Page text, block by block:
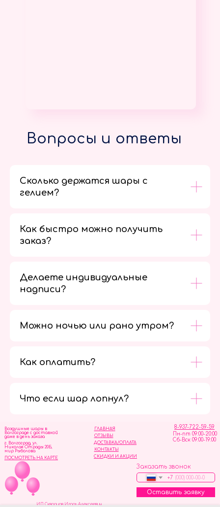
Вопросы и ответы
Сколько держатся шары с
гелием?
Как быстро можно получить
заказ?
Делаете индивидуальные
надписи?
Можно ночью или рано утром?
Как оплатить?
Что если шар лопнул?
ОТЗЫВЫ
ГЛАВНАЯ
ДОСТАВКА/ОПЛАТА
СКИДКИ И АКЦИИ
КОНТАКТЫ
8-937-722-59-59
Пн-пт 09:00-20:00
Сб-Вск 09:00-19:00
Воздушные шары в
Волгограде с доставкой
даже в день заказа
Заказать звонок
+7
Оставить заявку
г. Волгоград, ул.
Николая Отрады 20Б,
мир Рыболова
ПОСМОТРЕТЬ НА КАРТЕ
ИП Скворцов Игорь Алексеевич